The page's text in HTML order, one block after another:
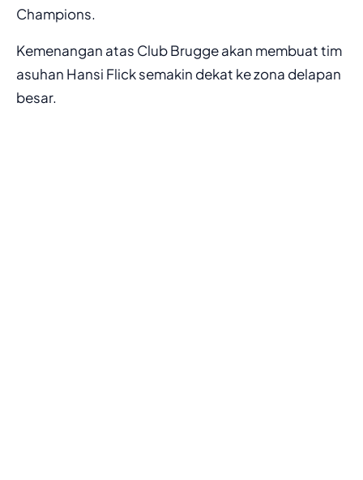
Champions.
Kemenangan atas Club Brugge akan membuat tim
asuhan Hansi Flick semakin dekat ke zona delapan
besar.